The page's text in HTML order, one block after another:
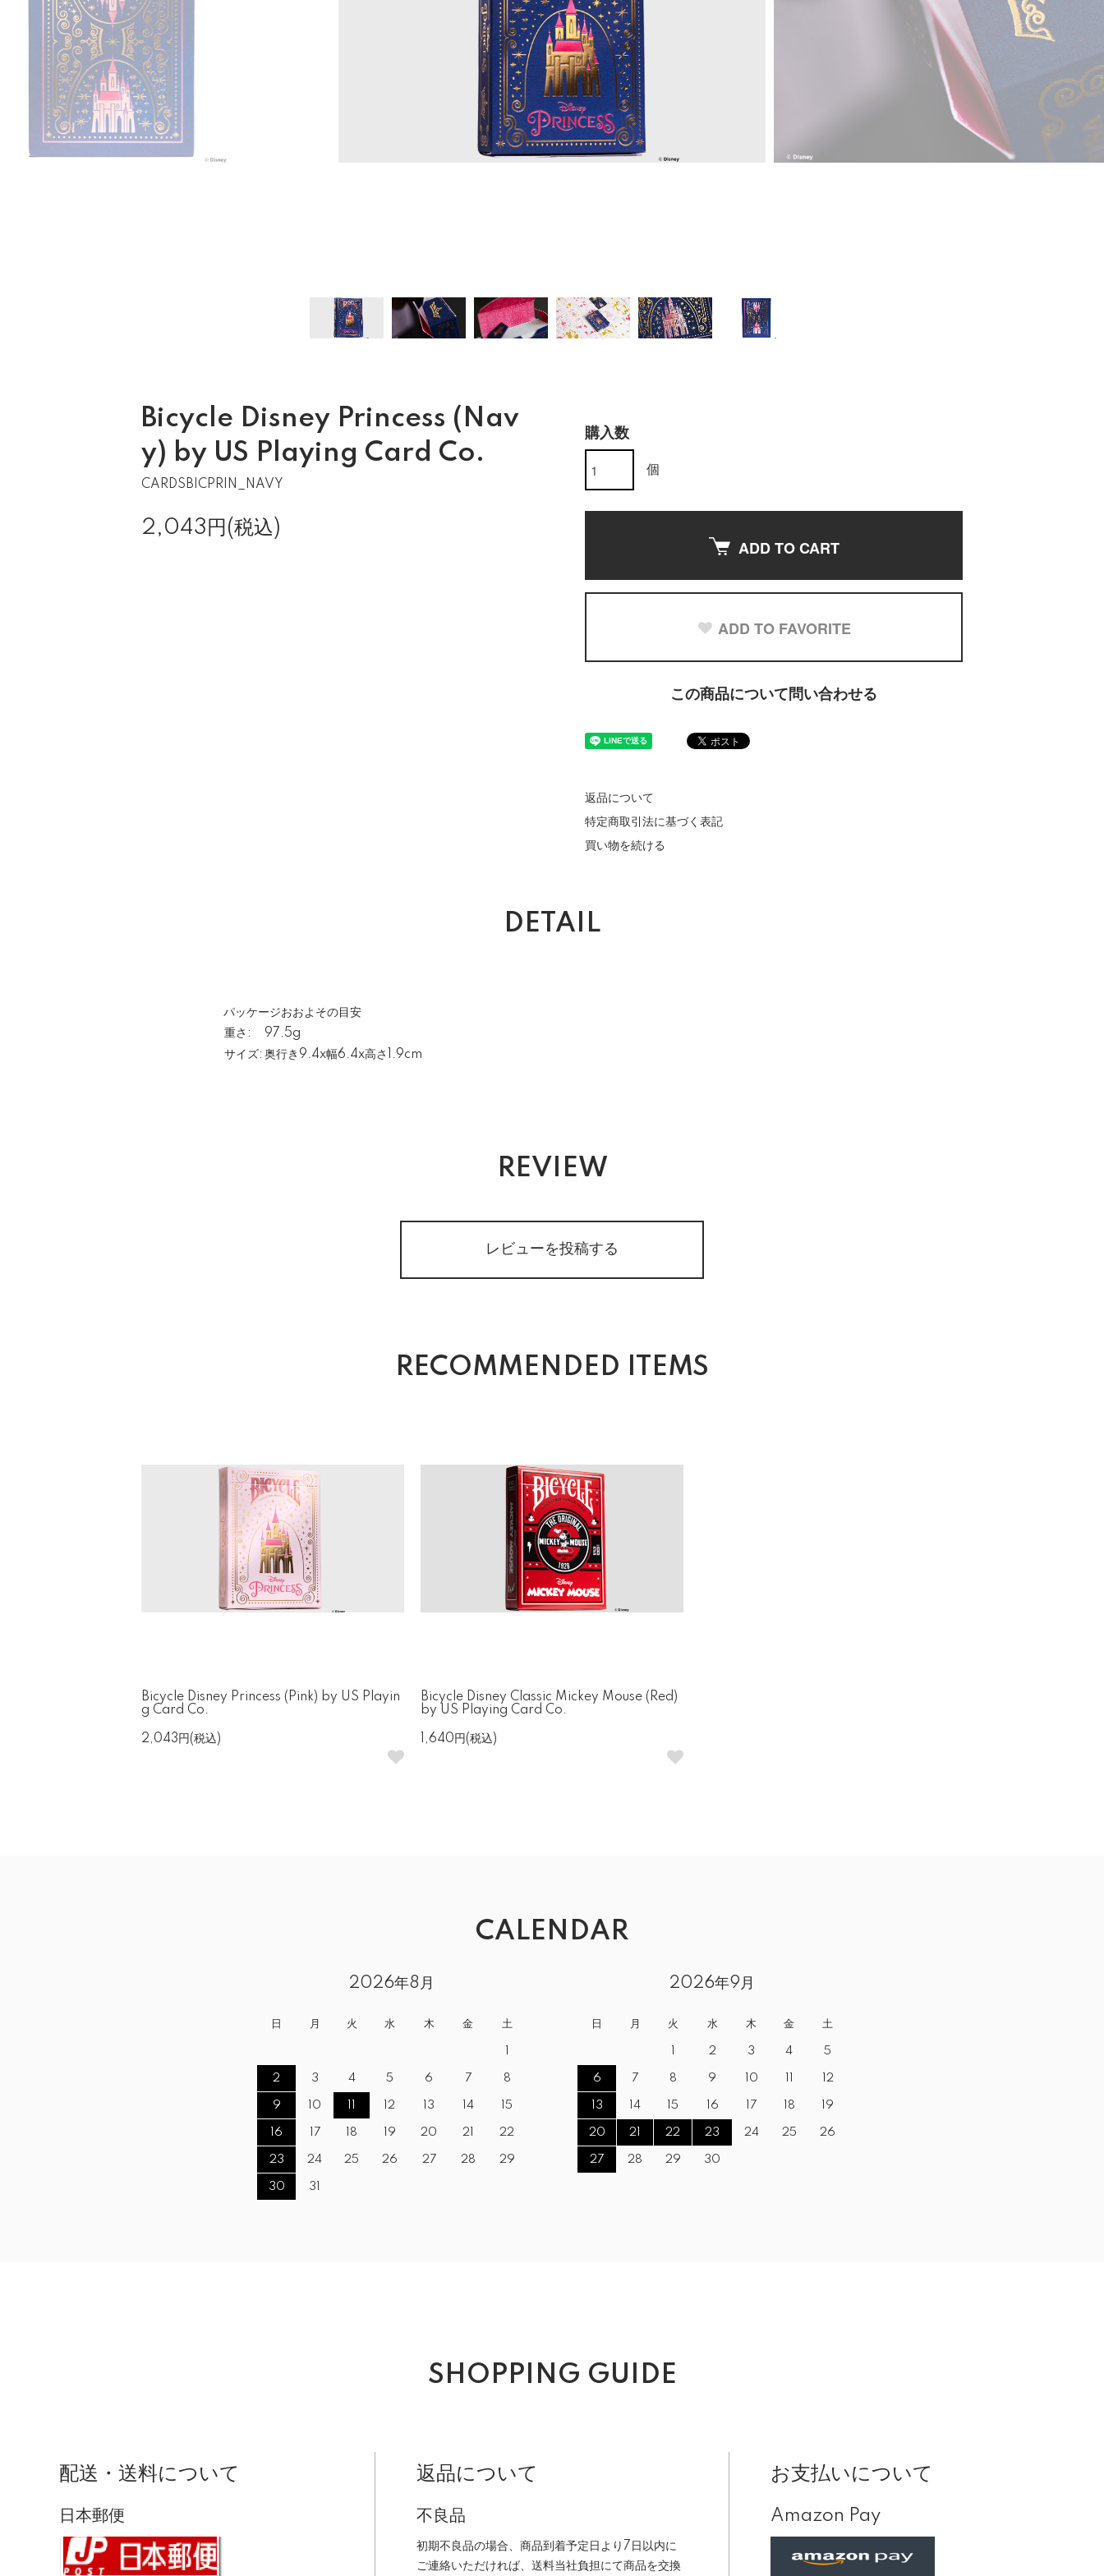
Bicycle Disney Princess (Nav
y) by US Playing Card Co.
CARDSBICPRIN_NAVY
2,043円(税込)
購入数
個
ADD TO CART
ADD TO FAVORITE
この商品について問い合わせる
返品について
特定商取引法に基づく表記
買い物を続ける
DETAIL
パッケージおおよその目安
重さ:
97.5g
サイズ:奥行き9.4x幅6.4x高さ1.9cm
REVIEW
レビューを投稿する
RECOMMENDED ITEMS
Bicycle Disney Princess (Pink) by US Playin
g Card Co.
2,043円(税込)
Bicycle Disney Classic Mickey Mouse (Red)
by US Playing Card Co.
1,640円(税込)
CALENDAR
2026年8月
日 月 火 水 木 金 土
2 3 4 5 6 7 8
9 10 12 13 14 15
16 17 18 19 20 21 22
23 24 25 26 27 28 29
30 31
2026年9月
日 月 火 水 木 金 土
2 3 4 5
6 7 8 9 10 12
13 14 15 16 17 18 19
20 21 22 23 24 25 26
27 28 29 30
SHOPPING GUIDE
配送・送料について
日本郵便
返品について
不良品
初期不良品の場合、商品到着予定日より7日以内に
ご連絡いただければ、送料当社負担にて商品を交換
お支払いについて
Amazon Pay